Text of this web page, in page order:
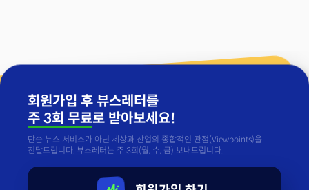
회원가입 후 뷰스레터를
주 3회 무료로 받아보세요!
단순 뉴스 서비스가 아닌 세상과 산업의 종합적인 관점(Viewpoints)을
전달드립니다. 뷰스레터는 주 3회(월, 수, 금) 보내드립니다.